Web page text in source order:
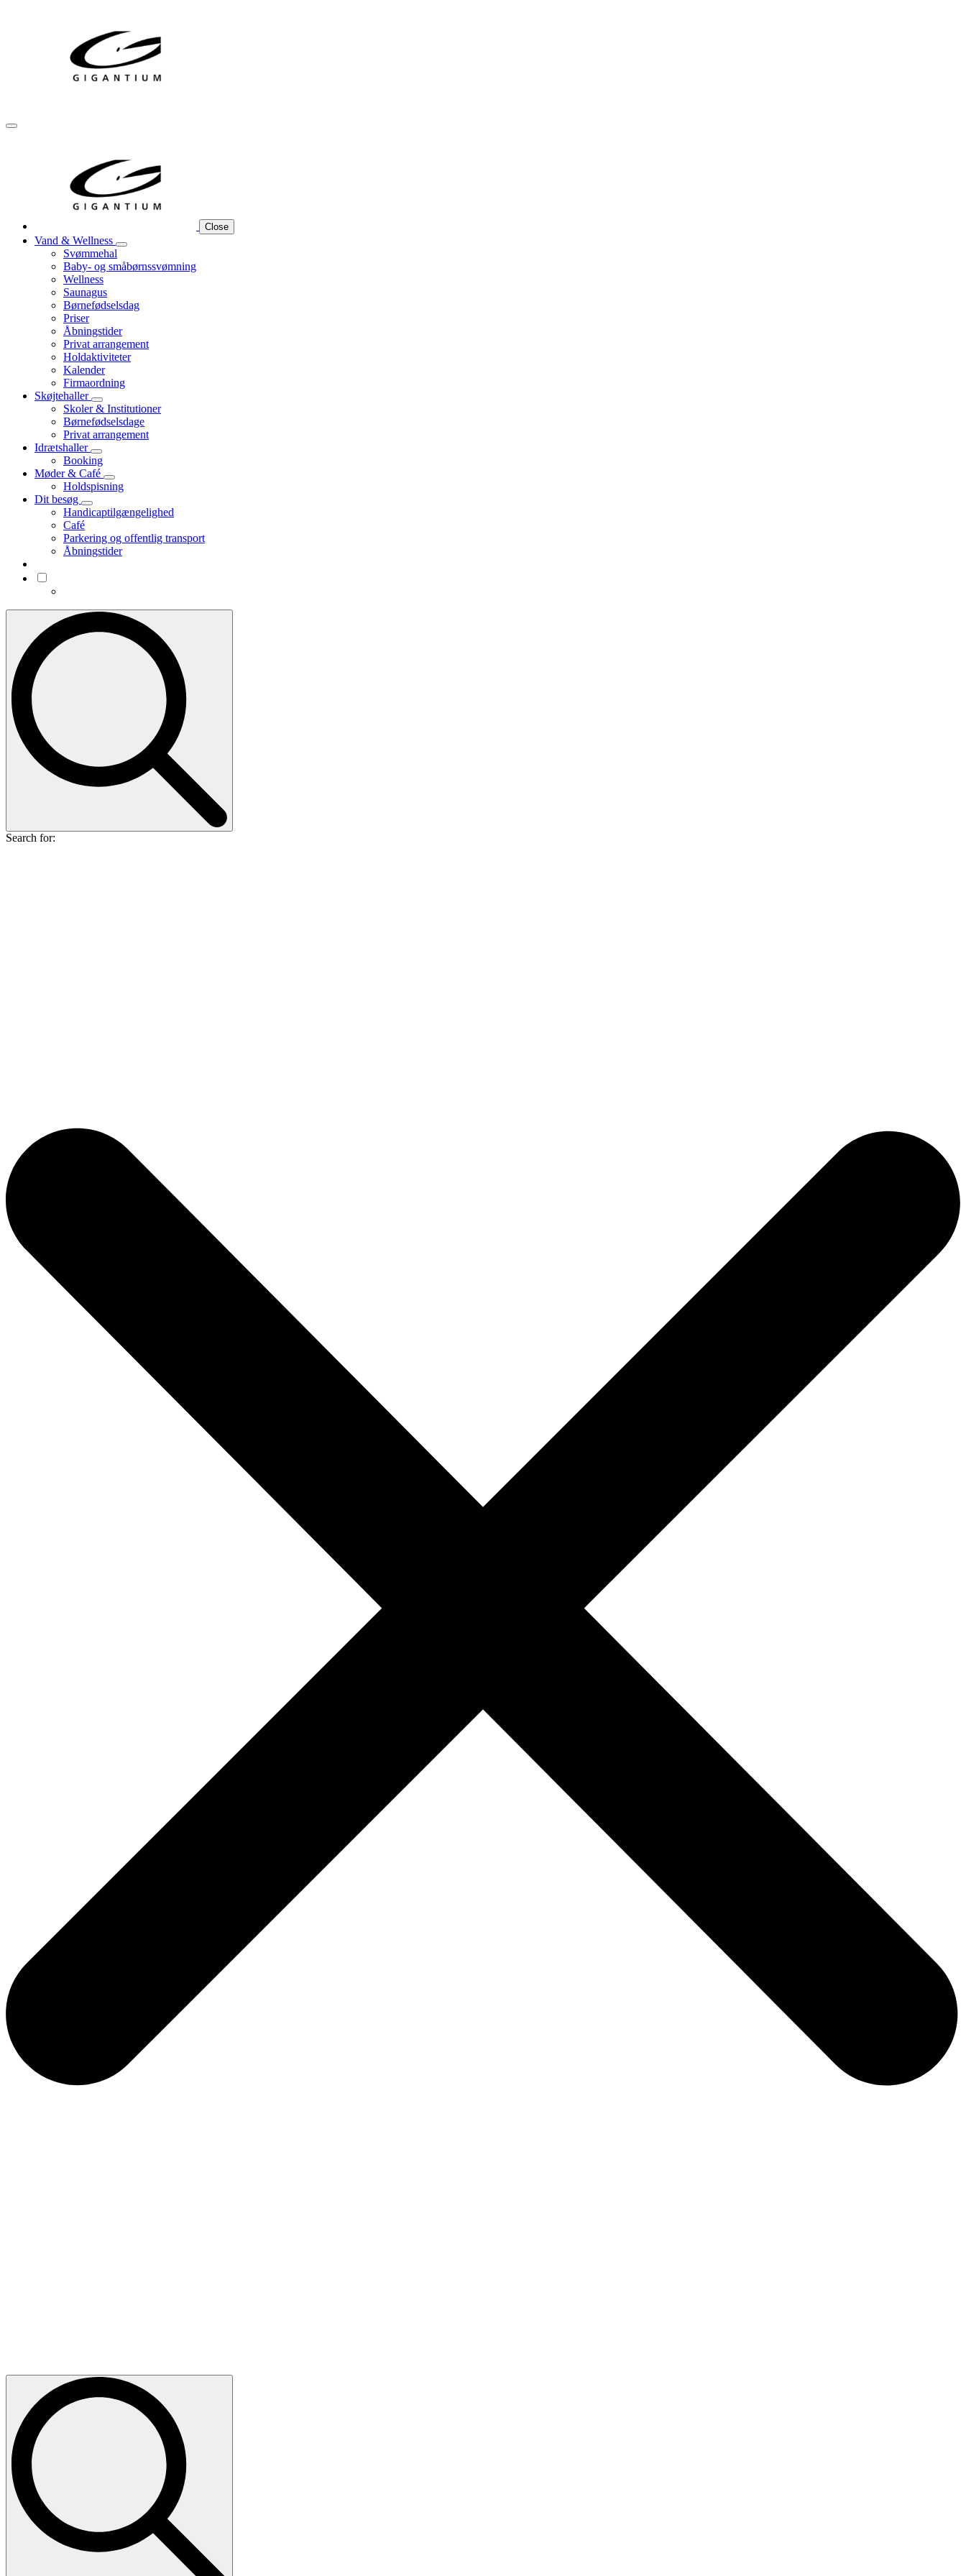
Close
Vand & Wellness
Svømmehal
Baby- og småbørnssvømning
Wellness
Saunagus
Børnefødselsdag
Priser
Åbningstider
Privat arrangement
Holdaktiviteter
Kalender
Firmaordning
Skøjtehaller
Skoler & Institutioner
Børnefødselsdage
Privat arrangement
Idrætshaller
Booking
Møder & Café
Holdspisning
Dit besøg
Handicaptilgængelighed
Café
Parkering og offentlig transport
Åbningstider
Search for: